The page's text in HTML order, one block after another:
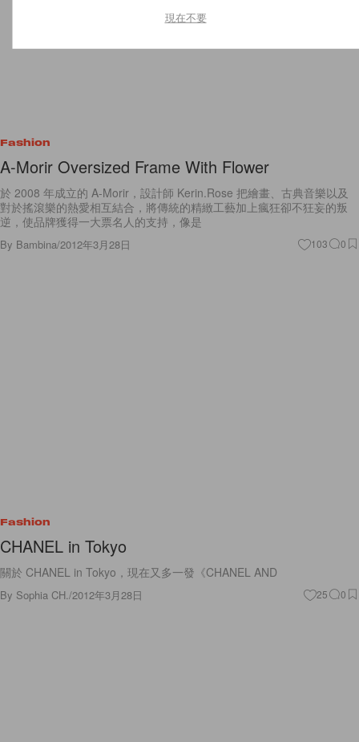
Fashion
A-Morir Oversized Frame With Flower
於 2008 年成立的 A-Morir，設計師 Kerin.Rose 把繪畫、古典音樂以及
對於搖滾樂的熱愛相互結合，將傳統的精緻工藝加上瘋狂卻不狂妄的叛
逆，使品牌獲得一大票名人的支持，像是
By Bambina/2012年3月28日 103 0
Fashion
CHANEL in Tokyo
關於 CHANEL in Tokyo，現在又多一發《CHANEL AND
By Sophia CH. /2012年3月28日 25 0
現在不要